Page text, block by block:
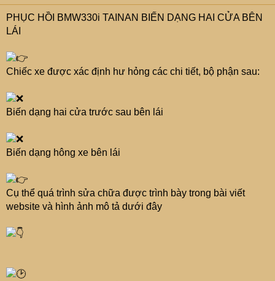
PHỤC HỒI BMW330i TAINAN BIẾN DẠNG HAI CỬA BÊN
LÁI
Chiếc xe được xác định hư hỏng các chi tiết, bộ phận sau:
Biến dạng hai cửa trước sau bên lái
Biến dạng hông xe bên lái
Cụ thể quá trình sửa chữa được trình bày trong bài viết
website và hình ảnh mô tả dưới đây